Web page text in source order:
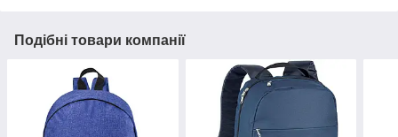
Подібні товари компанії